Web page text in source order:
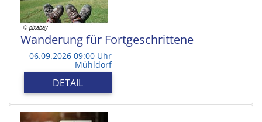
Wanderung für Fortgeschrittene
06.09.2026 09:00 Uhr
Mühldorf
DETAIL